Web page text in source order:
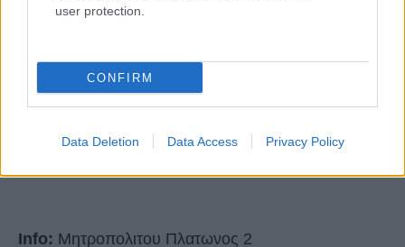
user protection.
CONFIRM
Data Deletion Data Access Privacy Policy
Info: Μητροπολιτου Πλατωνος 2